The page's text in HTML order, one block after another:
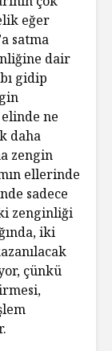
eğer
satma
dair
gidip
ne
daha
zengin
ellerinde
sadece
zenginliği
iki
çünkü